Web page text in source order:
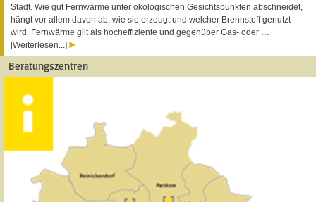
Stadt. Wie gut Fernwärme unter ökologischen Gesichtspunkten abschneidet,
hängt vor allem davon ab, wie sie erzeugt und welcher Brennstoff genutzt
wird. Fernwärme gilt als hocheffiziente und gegenüber Gas- oder …
[Weiterlesen...]
Beratungszentren